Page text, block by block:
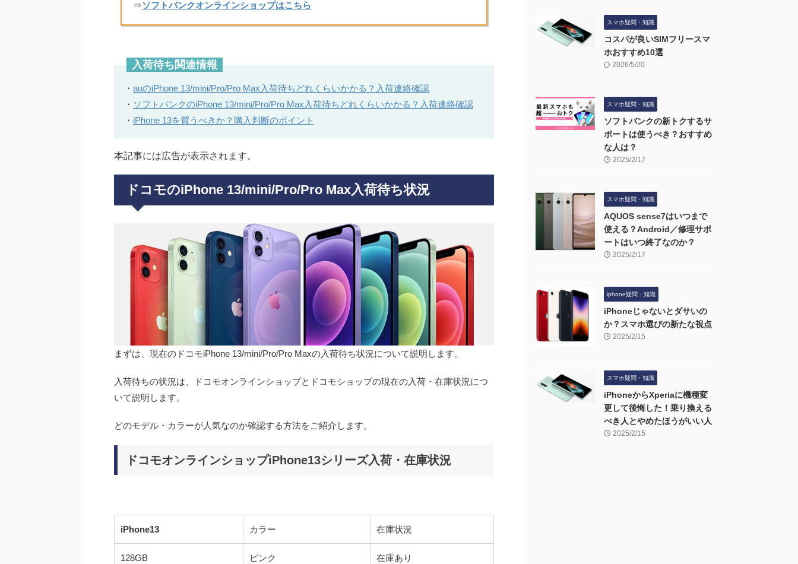
⇒ソフトバンクオンラインショップはこちら
入荷待ち関連情報
・ auのiPhone 13/mini/Pro/Pro Max入荷待ちどれくらいかかる？入荷連絡確認
・ ソフトバンクのiPhone 13/mini/Pro/Pro Max入荷待ちどれくらいかかる？入荷連絡確認
・ iPhone 13を買うべきか？購入判断のポイント
本記事には広告が表示されます。
ドコモのiPhone 13/mini/Pro/Pro Max入荷待ち状況
まずは、現在のドコモiPhone 13/mini/Pro/Pro Maxの入荷待ち状況について説明します。
入荷待ちの状況は、ドコモオンラインショップとドコモショップの現在の入荷・在庫状況につ
いて説明します。
どのモデル・カラーが人気なのか確認する方法をご紹介します。
ドコモオンラインショップiPhone13シリーズ入荷・在庫状況
iPhone13 カラー 在庫状況
128GB ピンク 在庫あり
スマホ疑問・知識
コスパが良いSIMフリースマ
ホおすすめ10選
2026/5/20
スマホ疑問・知識
ソフトバンクの新トクするサ
ポートは使うべき？おすすめ
な人は？
2025/2/17
スマホ疑問・知識
AQUOS sense7はいつまで
使える？Android／修理サポ
ートはいつ終了なのか？
2025/2/17
iphone疑問・知識
iPhoneじゃないとダサいの
か？スマホ選びの新たな視点
2025/2/15
スマホ疑問・知識
iPhoneからXperiaに機種変
更して後悔した！乗り換える
べき人とやめたほうがいい人
2025/2/15